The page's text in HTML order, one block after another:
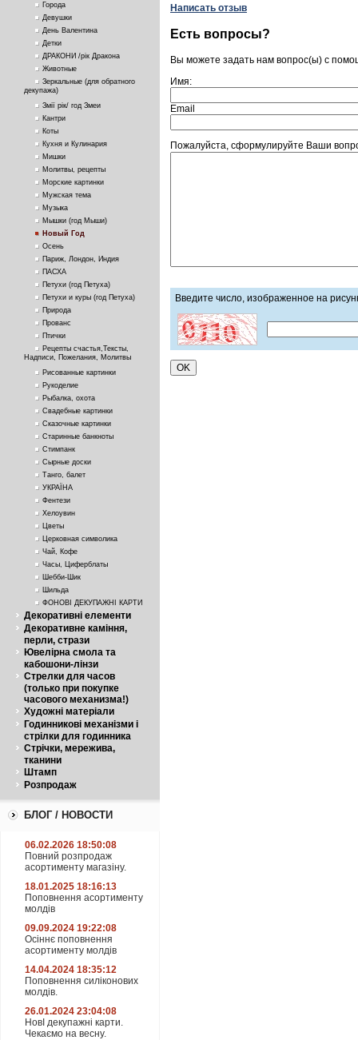
Города
Девушки
День Валентина
Детки
ДРАКОНИ /рік Дракона
Животные
Зеркальные (для обратного
декупажа)
Змії рік/ год Змеи
Кантри
Коты
Кухня и Кулинария
Мишки
Молитвы, рецепты
Морские картинки
Мужская тема
Музыка
Мышки (год Мыши)
Новый Год
Осень
Париж, Лондон, Индия
ПАСХА
Петухи (год Петуха)
Петухи и куры (год Петуха)
Природа
Прованс
Птички
Рецепты счастья,Тексты,
Надписи, Пожелания, Молитвы
Рисованные картинки
Рукоделие
Рыбалка, охота
Свадебные картинки
Сказочные картинки
Старинные банкноты
Стимпанк
Сырные доски
Танго, балет
УКРАЇНА
Фентези
Хелоувин
Цветы
Церковная символика
Чай, Кофе
Часы, Циферблаты
Шебби-Шик
Шильда
ФОНОВІ ДЕКУПАЖНІ КАРТИ
Декоративні елементи
Декоративне каміння,
перли, стрази
Ювелірна смола та
кабошони-лінзи
Стрелки для часов
(только при покупке
часового механизма!)
Художні матеріали
Годинникові механізми і
стрілки для годинника
Стрічки, мережива,
тканини
Штамп
Розпродаж
БЛОГ / НОВОСТИ
06.02.2026 18:50:08
Повний розпродаж
асортименту магазіну.
18.01.2025 18:16:13
Поповнення асортименту
молдів
09.09.2024 19:22:08
Осіннє поповнення
асортименту молдів
14.04.2024 18:35:12
Поповнення силіконових
молдів.
26.01.2024 23:04:08
НовІ декупажні карти.
Чекаємо на весну.
Написать отзыв
Есть вопросы?
Вы можете задать нам вопрос(ы) с
Имя:
Email
Пожалуйста, сформулируйте Ваши
Введите число, изображенное на